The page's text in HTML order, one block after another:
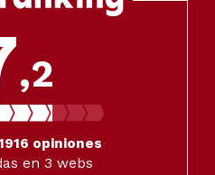
,2
opiniones
en 3 webs